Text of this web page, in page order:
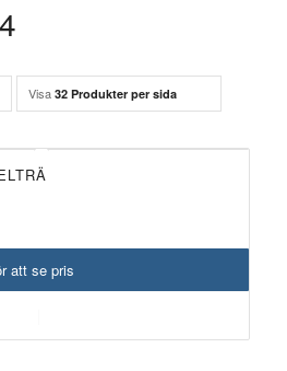
Visa 32 Produkter per sida
att se pris